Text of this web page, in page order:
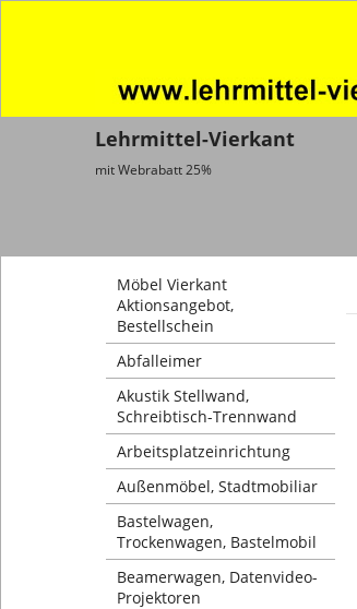
Lehrmittel-Vierkant
mit Webrabatt 25%
Möbel Vierkant
Aktionsangebot,
Bestellschein
Abfalleimer
Akustik Stellwand,
Schreibtisch-Trennwand
Arbeitsplatzeinrichtung
Außenmöbel, Stadtmobiliar
Bastelwagen,
Trockenwagen, Bastelmobil
Beamerwagen, Datenvideo-
Projektoren